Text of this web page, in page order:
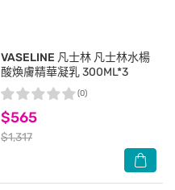
VASELINE 凡士林 凡士林水楊
酸煥膚精華凝乳 300ML*3
$565
$1,317
(0)